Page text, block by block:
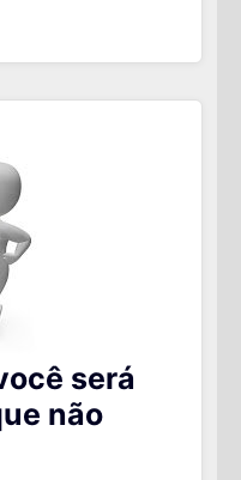
será
não